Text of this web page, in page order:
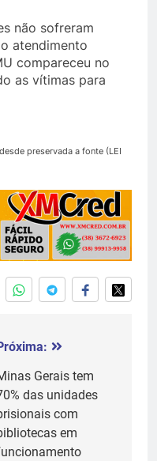
não sofreram
atendimento
compareceu no
as vítimas para
preservada a fonte (LEI
Gerais tem
das unidades
com
em